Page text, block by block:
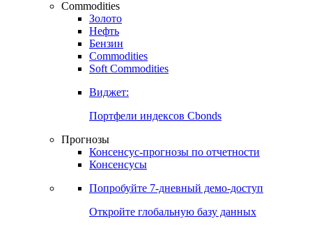
Commodities
Золото
Нефть
Бензин
Commodities
Soft Commodities
Виджет:
Портфели индексов Cbonds
Прогнозы
Консенсус-прогнозы по отчетности
Консенсусы
Попробуйте 7-дневный демо-доступ
Откройте глобальную базу данных